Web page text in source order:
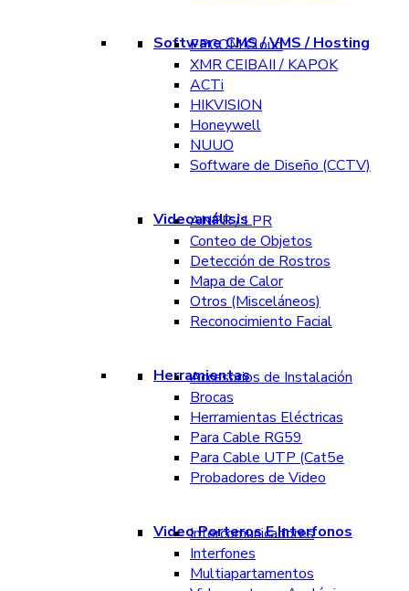
Software CMS / VMS / Hosting
EPCOM Cloud
XMR CEIBAII / KAPOK
ACTi
HIKVISION
Honeywell
NUUO
Software de Diseño (CCTV)
Videoanálisis
ANPR / LPR
Conteo de Objetos
Detección de Rostros
Mapa de Calor
Otros (Misceláneos)
Reconocimiento Facial
Herramientas
Accesorios de Instalación
Brocas
Herramientas Eléctricas
Para Cable RG59
Para Cable UTP (Cat5e
Probadores de Video
Video Porteros E Interfonos
Intercomunicadores
Interfones
Multiapartamentos